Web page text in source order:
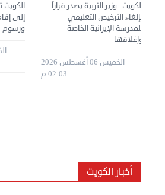
الكويت
إلى
ورسوم 150 دينارًا
الكويت.. وزير التربية يصدر قراراً
بإلغاء الترخيص التعليمي
للمدرسة الإيرانية الخاصة
وإغلاقها
الخميس 06 أغسطس 2026
02:03 م
أخبار الكويت